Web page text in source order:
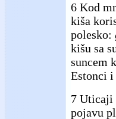
6 Kod
kiša
polesko:
kišu sa
suncem
Estonci
7 Uticaji
pojavu